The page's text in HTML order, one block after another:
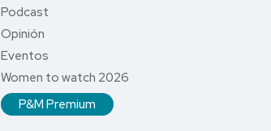
Podcast
Opinión
Eventos
Women to watch 2026
P&M Premium